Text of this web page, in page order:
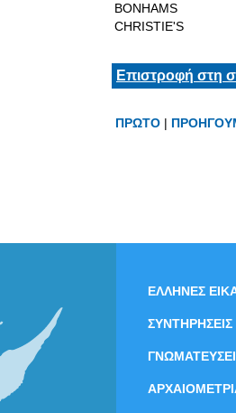
BONHAMS
CHRISTIE'S
Επιστροφή στη
ΠΡΩΤΟ |
ΕΛΛΗΝΕΣ
ΣΥΝΤΗΡΗΣΕΙΣ